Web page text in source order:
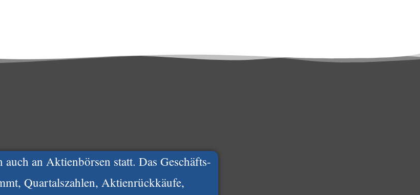
an Aktienbörsen statt. Das Geschäfts-
Quartalszahlen, Aktienrückkäufe,